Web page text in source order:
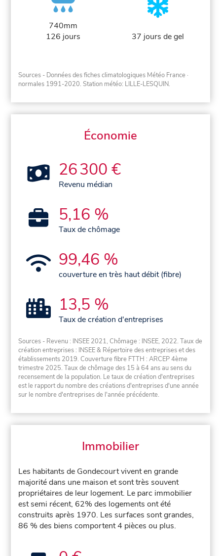
740mm
126 jours
37 jours de gel
Sources - Données des fiches climatologiques Météo France ·
normales 1991-2020. Station météo: LILLE-LESQUIN.
Économie
26 300 €
Revenu médian
5,16 %
Taux de chômage
99,46 %
couverture en très haut débit (fibre)
13,5 %
Taux de création d'entreprises
Sources - Revenu : INSEE 2021, Chômage : INSEE, 2022. Taux de
création entreprises : INSEE & Répertoire des entreprises et des
établissements 2019. Couverture fibre FTTH : ARCEP 4ème
trimestre 2025. Taux de chômage des 15 à 64 ans au sens du
recensement de la population. Le taux de création d'entreprises
est le rapport du nombre des créations d'entreprises d'une année
sur le nombre d'entreprises de l'année précédente.
Immobilier
Les habitants de Gondecourt vivent en grande
majorité dans une maison et sont très souvent
propriétaires de leur logement. Le parc immobilier
est semi récent, 62% des logements ont été
construits après 1970. Les surfaces sont grandes,
86 % des biens comportent 4 pièces ou plus.